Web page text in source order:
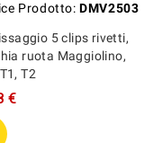
Prodotto: DMV2503
5 clips rivetti,
ruota Maggiolino,
T2
€